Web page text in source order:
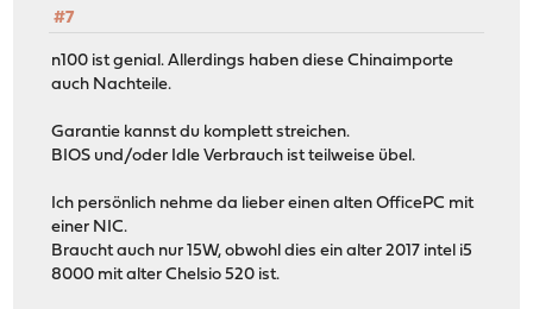
#7
n100 ist genial. Allerdings haben diese Chinaimporte
auch Nachteile.
Garantie kannst du komplett streichen.
BIOS und/oder Idle Verbrauch ist teilweise übel.
Ich persönlich nehme da lieber einen alten OfficePC mit
einer NIC.
Braucht auch nur 15W, obwohl dies ein alter 2017 intel i5
8000 mit alter Chelsio 520 ist.